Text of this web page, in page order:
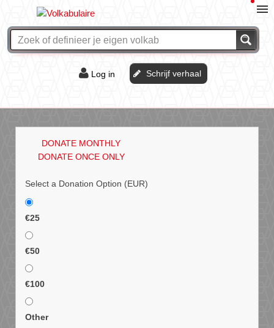
Log in Schrijf verhaal
DONATE MONTHLY
DONATE ONCE ONLY
Select a Donation Option (EUR)
€25
€50
€100
Other